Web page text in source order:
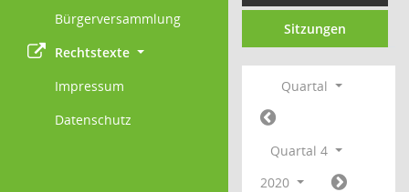
Bürgerversammlung
Rechtstexte
Impressum
Datenschutz
Sitzungen
Quartal
Quartal 4
2020